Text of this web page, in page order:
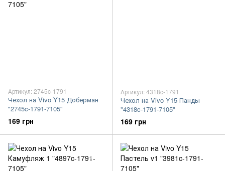
Артикул: 2745c-1791
Чехол на Vivo Y15 Доберман
"2745c-1791-7105"
169 грн
Артикул: 4318c-1791
Чехол на Vivo Y15 Панды
"4318c-1791-7105"
169 грн